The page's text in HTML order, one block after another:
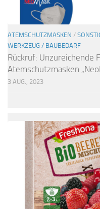
ATEMSCHUTZMASKEN /
WERKZEUG / BAUBEDARF
Rückruf: Unzureichende
Atemschutzmasken
3 AUG., 2023